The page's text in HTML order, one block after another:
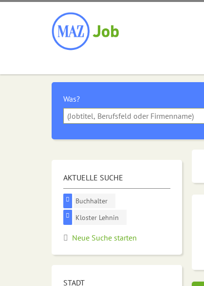
Was?
AKTUELLE SUCHE
Buchhalter
Kloster Lehnin
Neue Suche starten
STADT